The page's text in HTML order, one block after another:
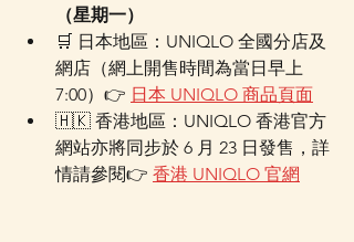
（星期一）
🛒 日本地區：UNIQLO 全國分店及
網店（網上開售時間為當日早上
7:00）👉 日本 UNIQLO 商品頁面
🇭🇰 香港地區：UNIQLO 香港官方
網站亦將同步於 6 月 23 日發售，詳
情請參閱👉 香港 UNIQLO 官網